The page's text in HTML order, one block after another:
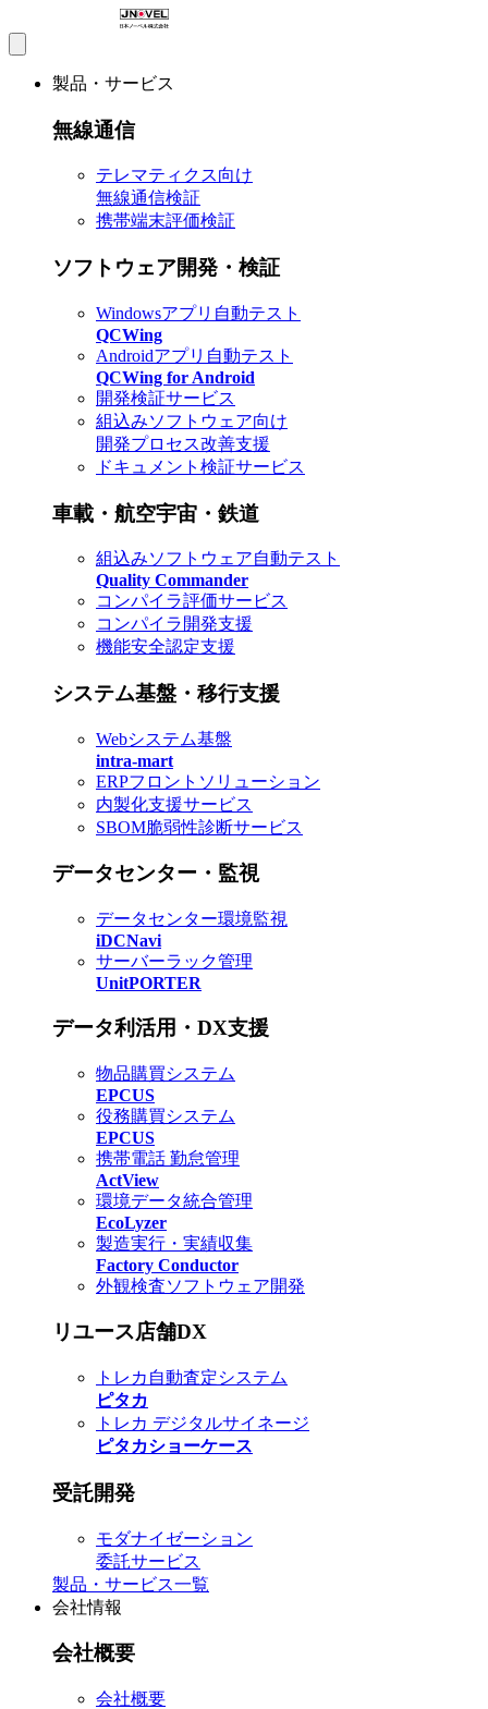
製品・サービス
無線通信
テレマティクス向け
無線通信検証
携帯端末評価検証
ソフトウェア開発・検証
Windowsアプリ自動テスト
QCWing
Androidアプリ自動テスト
QCWing for Android
開発検証サービス
組込みソフトウェア向け
開発プロセス改善支援
ドキュメント検証サービス
車載・航空宇宙・鉄道
組込みソフトウェア自動テスト
Quality Commander
コンパイラ評価サービス
コンパイラ開発支援
機能安全認定支援
システム基盤・移行支援
Webシステム基盤
intra-mart
ERPフロントソリューション
内製化支援サービス
SBOM脆弱性診断サービス
データセンター・監視
データセンター環境監視
iDCNavi
サーバーラック管理
UnitPORTER
データ利活用・DX支援
物品購買システム
EPCUS
役務購買システム
EPCUS
携帯電話 勤怠管理
ActView
環境データ統合管理
EcoLyzer
製造実行・実績収集
Factory Conductor
外観検査ソフトウェア開発
リユース店舗DX
トレカ自動査定システム
ピタカ
トレカ デジタルサイネージ
ピタカショーケース
受託開発
モダナイゼーション
委託サービス
製品・サービス一覧
会社情報
会社概要
会社概要